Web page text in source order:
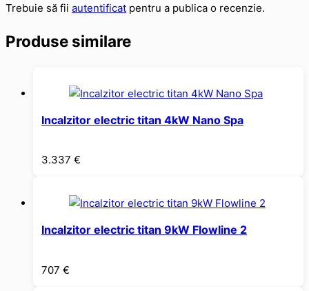
Trebuie să fii autentificat pentru a publica o recenzie.
Produse similare
Incalzitor electric titan 4kW Nano Spa
3.337 €
Incalzitor electric titan 9kW Flowline 2
707 €